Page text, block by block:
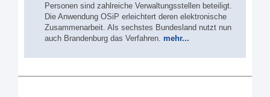
Personen sind zahlreiche Verwaltungsstellen beteiligt.
Die Anwendung OSiP erleichtert deren elektronische
Zusammenarbeit. Als sechstes Bundesland nutzt nun
auch Brandenburg das Verfahren. mehr...